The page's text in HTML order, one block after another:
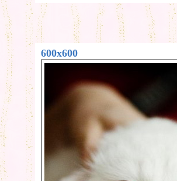
600x600